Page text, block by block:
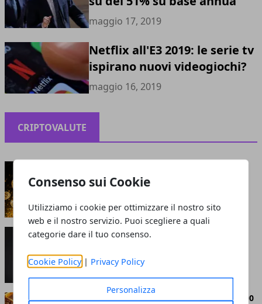
Consenso sui Cookie
Utilizziamo i cookie per ottimizzare il nostro sito
web e il nostro servizio. Puoi scegliere a quali
categorie dare il tuo consenso.
Cookie Policy | Privacy Policy
Personalizza
maggio 17, 2019
Netflix all'E3 2019: le serie tv
ispirano nuovi videogiochi?
maggio 16, 2019
CRIPTOVALUTE
maggio 13, 2021
Perché le criptovalute sono smart: cosa attrae
giugno 05, 2020
Bitcoin abbandona definitivamente quota 8.000